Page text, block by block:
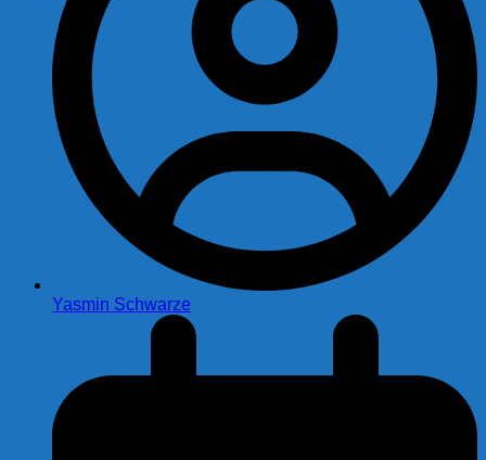
Yasmin Schwarze